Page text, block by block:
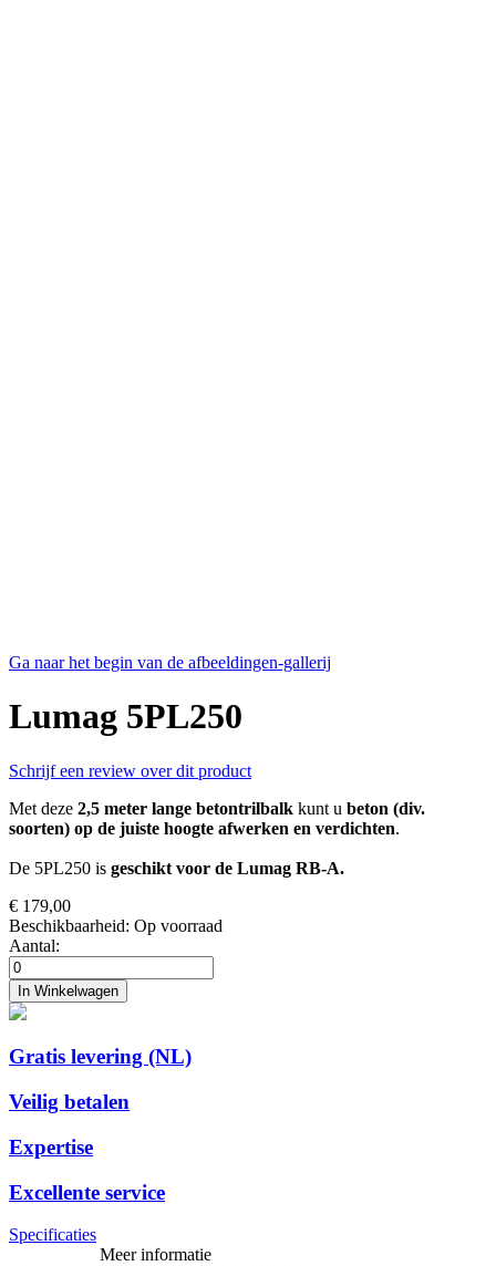
Ga naar het begin van de afbeeldingen-gallerij
Lumag 5PL250
Schrijf een review over dit product
Met deze 2,5 meter lange betontrilbalk kunt u beton (div.
soorten) op de juiste hoogte afwerken en verdichten.
De 5PL250 is geschikt voor de Lumag RB-A.
€ 179,00
Beschikbaarheid: Op voorraad
Aantal:
In Winkelwagen
Gratis levering (NL)
Veilig betalen
Expertise
Excellente service
Specificaties
Meer informatie